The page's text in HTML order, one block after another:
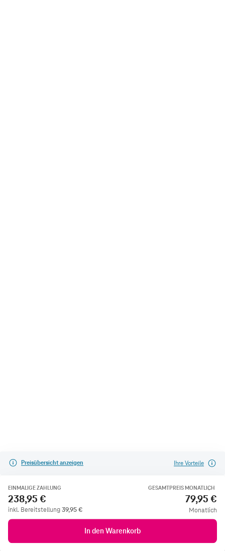
Preisübersicht anzeigen Ihre Vorteile
EINMALIGE ZAHLUNG
238,95 €
inkl. Bereitstellung39,95€
GESAMTPREIS MONATLICH
79,95 €
Monatlich
In den Warenkorb